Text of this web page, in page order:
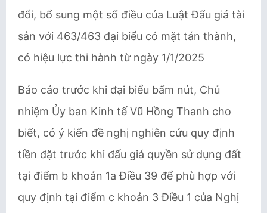
đổi, bổ sung một số điều của Luật Đấu giá tài
sản với 463/463 đại biểu có mặt tán thành,
có hiệu lực thi hành từ ngày 1/1/2025
Báo cáo trước khi đại biểu bấm nút, Chủ
nhiệm Ủy ban Kinh tế Vũ Hồng Thanh cho
biết, có ý kiến đề nghị nghiên cứu quy định
tiền đặt trước khi đấu giá quyền sử dụng đất
tại điểm b khoản 1a Điều 39 để phù hợp với
quy định tại điểm c khoản 3 Điều 1 của Nghị